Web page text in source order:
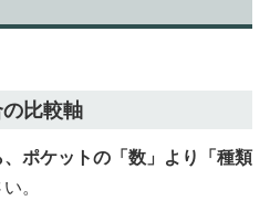
比較軸
ポケットの「数」より「種類
。